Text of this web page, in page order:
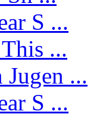
S ...
...
...
S ...